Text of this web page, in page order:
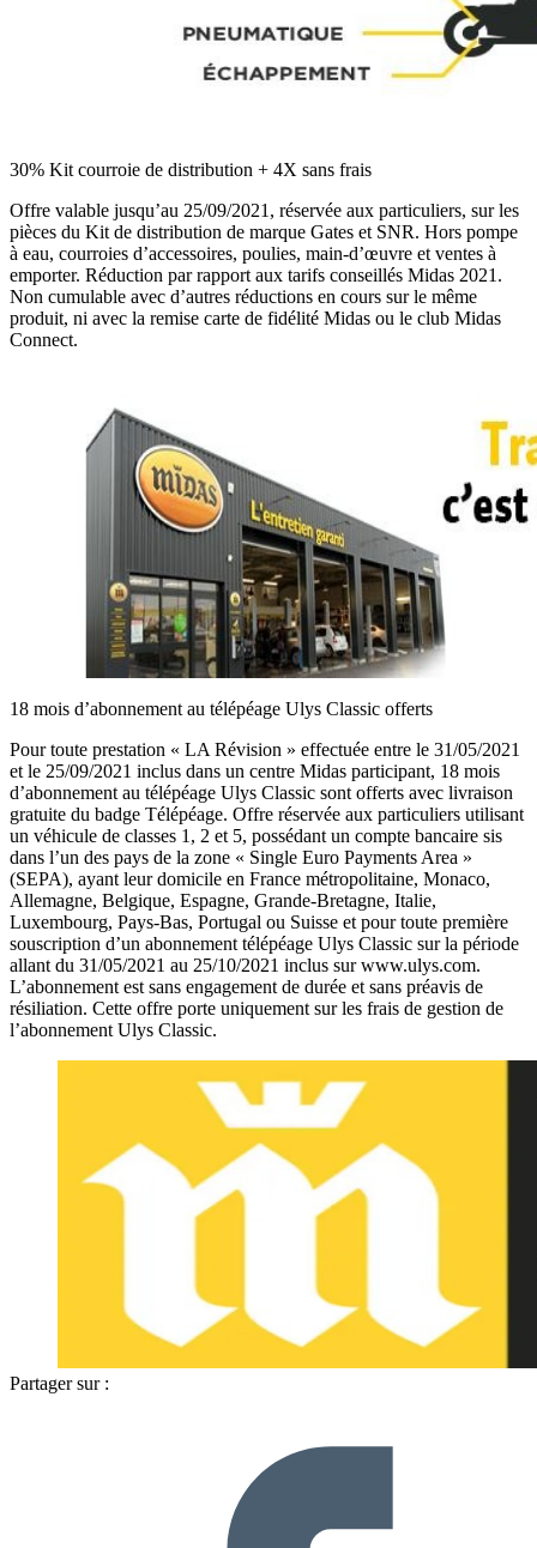
30% Kit courroie de distribution + 4X sans frais
Offre valable jusqu’au 25/09/2021, réservée aux particuliers, sur les
pièces du Kit de distribution de marque Gates et SNR. Hors pompe
à eau, courroies d’accessoires, poulies, main-d’œuvre et ventes à
emporter. Réduction par rapport aux tarifs conseillés Midas 2021.
Non cumulable avec d’autres réductions en cours sur le même
produit, ni avec la remise carte de fidélité Midas ou le club Midas
Connect.
18 mois d’abonnement au télépéage Ulys Classic offerts
Pour toute prestation « LA Révision » effectuée entre le 31/05/2021
et le 25/09/2021 inclus dans un centre Midas participant, 18 mois
d’abonnement au télépéage Ulys Classic sont offerts avec livraison
gratuite du badge Télépéage. Offre réservée aux particuliers utilisant
un véhicule de classes 1, 2 et 5, possédant un compte bancaire sis
dans l’un des pays de la zone « Single Euro Payments Area »
(SEPA), ayant leur domicile en France métropolitaine, Monaco,
Allemagne, Belgique, Espagne, Grande-Bretagne, Italie,
Luxembourg, Pays-Bas, Portugal ou Suisse et pour toute première
souscription d’un abonnement télépéage Ulys Classic sur la période
allant du 31/05/2021 au 25/10/2021 inclus sur www.ulys.com.
L’abonnement est sans engagement de durée et sans préavis de
résiliation. Cette offre porte uniquement sur les frais de gestion de
l’abonnement Ulys Classic.
Partager sur :